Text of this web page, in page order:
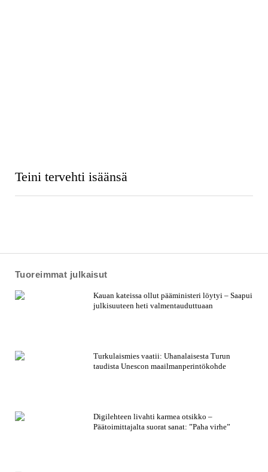
Teini tervehti isäänsä
Tuoreimmat julkaisut
Kauan kateissa ollut pääministeri löytyi – Saapui
julkisuuteen heti valmentauduttuaan
Turkulaismies vaatii: Uhanalaisesta Turun
taudista Unescon maailmanperintökohde
Digilehteen livahti karmea otsikko –
Päätoimittajalta suorat sanat: ”Paha virhe”